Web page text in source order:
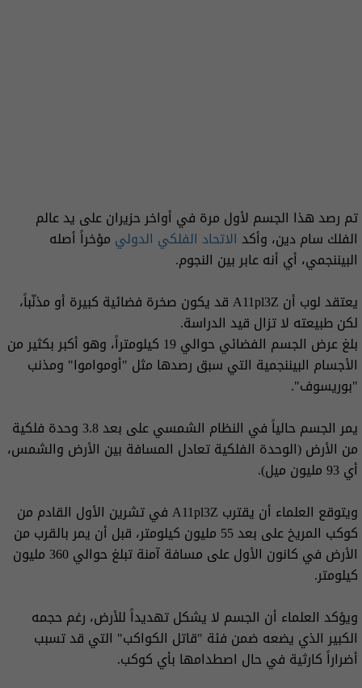
تم رصد هذا الجسم لأول مرة في أواخر حزيران على يد عالم
الفلك سام دين، وأكد الاتحاد الفلكي الدولي مؤخراً أصله
البيننجمي، أي أنه عابر بين النجوم.
يعتقد لوب أن A11pl3Z قد يكون صخرة فضائية كبيرة أو مذنّباً،
لكن طبيعته لا تزال قيد الدراسة.
بلغ عرض الجسم الفضائي حوالي 19 كيلومتراً، وهو أكبر بكثير من
الأجسام البيننجمية التي سبق رصدها مثل "أومواموا" ومذنب
"بوريسوف".
يمر الجسم حالياً في النظام الشمسي على بعد 3.8 وحدة فلكية
من الأرض (الوحدة الفلكية تعادل المسافة بين الأرض والشمس،
أي 93 مليون ميل).
ويتوقع العلماء أن يقترب A11pl3Z في تشرين الأول القادم من
كوكب المريخ على بعد 55 مليون كيلومتر، قبل أن يمر بالقرب من
الأرض في كانون الأول على مسافة آمنة تبلغ حوالي 360 مليون
كيلومتر.
ويؤكد العلماء أن الجسم لا يشكل تهديداً للأرض، رغم حجمه
الكبير الذي يضعه ضمن فئة "قاتل الكواكب" التي قد تسبب
أضراراً كارثية في حال اصطدامها بأي كوكب.